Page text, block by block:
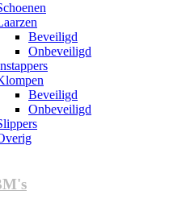
Beveiligd
Onbeveiligd
Beveiligd
Onbeveiligd